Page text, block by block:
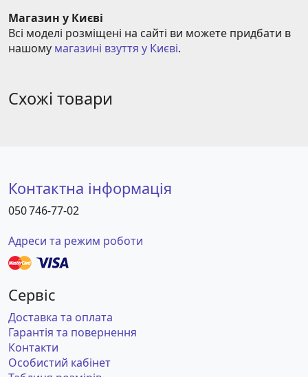
Магазин у Києві
Всі моделі розміщені на сайті ви можете придбати в
нашому магазині взуття у Києві.
Схожі товари
Контактна інформація
050 746-77-02
Адреси та режим роботи
Сервіс
Доставка та оплата
Гарантія та повернення
Контакти
Особистий кабінет